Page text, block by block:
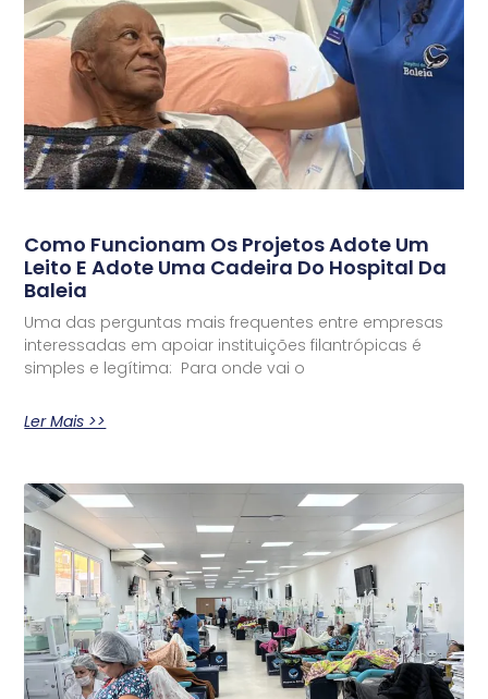
Como Funcionam Os Projetos Adote Um
Leito E Adote Uma Cadeira Do Hospital Da
Baleia
Uma das perguntas mais frequentes entre empresas
interessadas em apoiar instituições filantrópicas é
simples e legítima: Para onde vai o
Ler Mais >>